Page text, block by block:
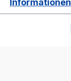
Informationen